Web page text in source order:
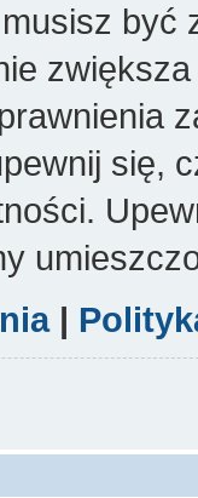
być
się,
|